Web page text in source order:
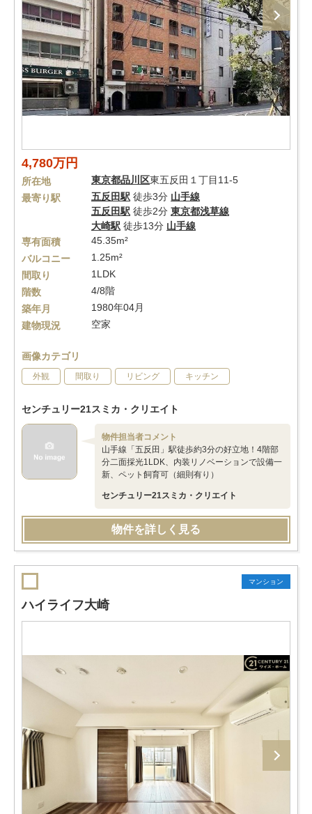
4,780万円
所在地 東京都品川区東五反田１丁目11-5
最寄り駅
五反田駅 徒歩3分 山手線
五反田駅 徒歩2分 東京都浅草線
大崎駅 徒歩13分 山手線
専有面積
45.35m²
バルコニー
1.25m²
間取り
1LDK
階数
4/8階
築年月
1980年04月
建物現況
空家
画像カテゴリ
外観 間取り リビング キッチン
センチュリー21スミカ・クリエイト
物件担当者コメント
山手線「五反田」駅徒歩約3分の好立地！4階部
分二面採光1LDK、内装リノベーションで設備一
新、ペット飼育可（細則有り）
センチュリー21スミカ・クリエイト
物件を詳しく見る
マンション
ハイライフ大崎